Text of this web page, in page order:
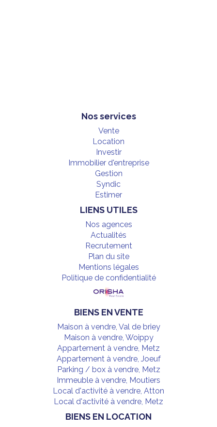
Nos services
Vente
Location
Investir
Immobilier d'entreprise
Gestion
Syndic
Estimer
LIENS UTILES
Nos agences
Actualités
Recrutement
Plan du site
Mentions légales
Politique de confidentialité
BIENS EN VENTE
Maison à vendre, Val de briey
Maison à vendre, Woippy
Appartement à vendre, Metz
Appartement à vendre, Joeuf
Parking / box à vendre, Metz
Immeuble à vendre, Moutiers
Local d'activité à vendre, Atton
Local d'activité à vendre, Metz
BIENS EN LOCATION